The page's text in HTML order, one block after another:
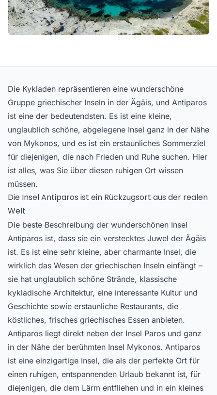
Die Kykladen repräsentieren eine wunderschöne
Gruppe griechischer Inseln in der Ägäis, und Antiparos
ist eine der bedeutendsten. Es ist eine kleine,
unglaublich schöne, abgelegene Insel ganz in der Nähe
von Mykonos, und es ist ein erstaunliches Sommerziel
für diejenigen, die nach Frieden und Ruhe suchen. Hier
ist alles, was Sie über diesen ruhigen Ort wissen
müssen.
Die Insel Antiparos ist ein Rückzugsort aus der realen
Welt
Die beste Beschreibung der wunderschönen Insel
Antiparos ist, dass sie ein verstecktes Juwel der Ägäis
ist. Es ist eine sehr kleine, aber charmante Insel, die
wirklich das Wesen der griechischen Inseln einfängt –
sie hat unglaublich schöne Strände, klassische
kykladische Architektur, eine interessante Kultur und
Geschichte sowie erstaunliche Restaurants, die
köstliches, frisches griechisches Essen anbieten.
Antiparos liegt direkt neben der Insel Paros und ganz
in der Nähe der berühmten Insel Mykonos. Antiparos
ist eine einzigartige Insel, die als der perfekte Ort für
einen ruhigen, entspannenden Urlaub bekannt ist, für
diejenigen, die dem Lärm entfliehen und in ein kleines